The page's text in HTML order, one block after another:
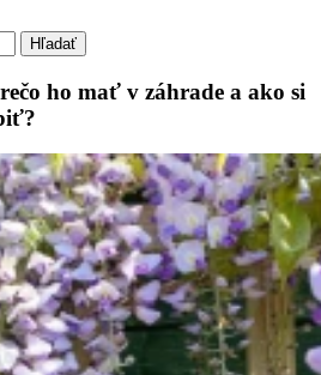
Hľadať
ho mať v záhrade a ako si